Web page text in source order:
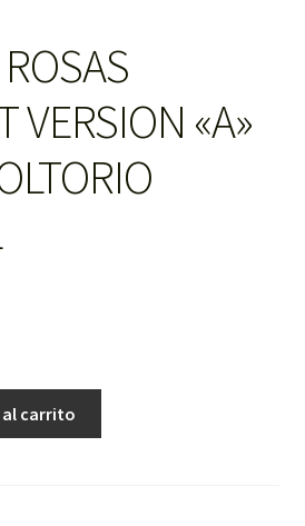
VERSION «A»
al carrito